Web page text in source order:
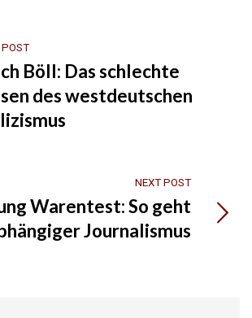
Böll: Das schlechte
des westdeutschen
NEXT POST
Warentest: So geht
Journalismus